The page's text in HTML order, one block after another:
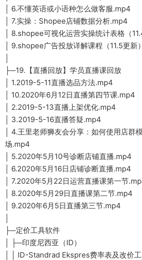
│ 6.不懂英语或小语种怎么做客服.mp4
│ 7.实操：Shopee店铺数据分析.mp4
│ 8.shopee可视化运营实操统计表格（
│ 9.shopee广告投放详解课程（11.5更新
├─19.【直播回放】学员直播课回放
│ 1.2019-5-11直播选品方法.mp4
│ 10.2020年6月12日直播第四节课.mp4
│ 2.2019-5-13直播上架优化.mp4
│ 3.2019-5-16直播答疑.mp4
│ 4.王里老师狮友会分享：如何使用店群
场.mp4
│ 5.2020年5月10号诊断店铺直播.mp4
│ 6.2020年5月16日店铺诊断直播.mp4
│ 7.2020年5月22日运营直播课第一节
│ 8.2020年5月29日直播课第二节.mp4
│ 9.2020年6月5日直播第三节.mp4
├─定价工具软件
│ ├─印度尼西亚（ID）
│ │ ID-Standrad Ekspres费率表及改价